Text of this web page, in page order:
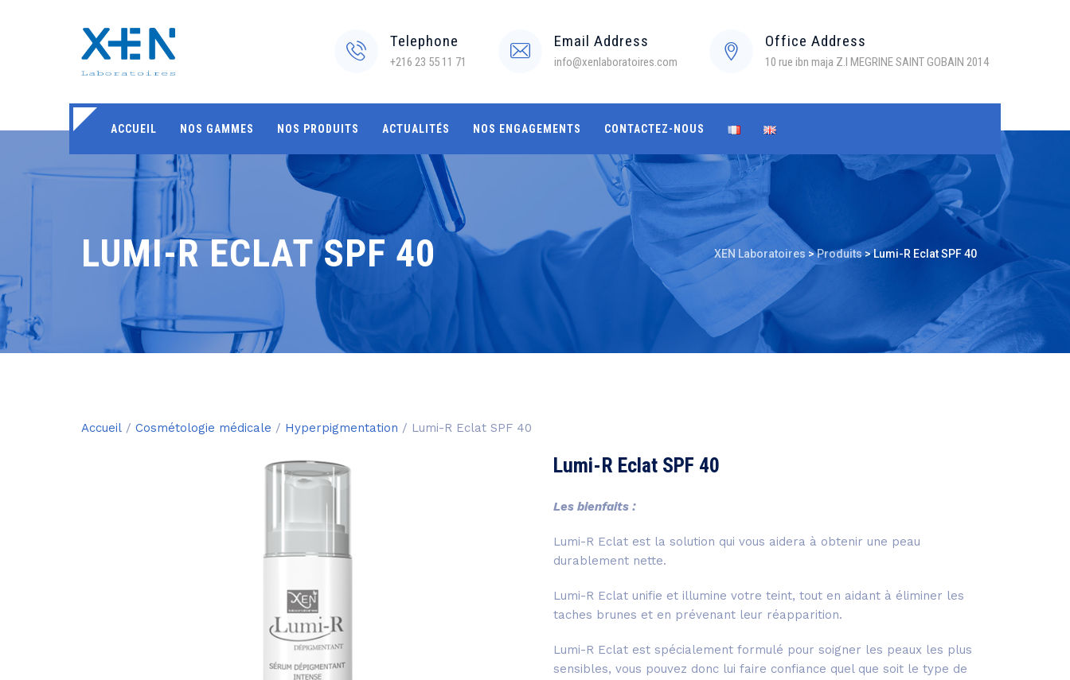
Telephone
+216 23 55 11 71
Email Address
info@xenlaboratoires.com
Office Address
10 rue ibn maja Z.I MEGRINE SAINT GOBAIN 2014
ACCUEIL NOS GAMMES NOS PRODUITS ACTUALITÉS NOS ENGAGEMENTS CONTACTEZ-NOUS
LUMI-R ECLAT SPF 40 XEN Laboratoires >Produits>Lumi-R Eclat SPF 40
Accueil / Cosmétologie médicale / Hyperpigmentation / Lumi-R Eclat SPF 40
Lumi-R Eclat SPF 40
Les bienfaits :
Lumi-R Eclat est la solution qui vous aidera à obtenir une peau
durablement nette.
Lumi-R Eclat unifie et illumine votre teint, tout en aidant à éliminer les
taches brunes et en prévenant leur réapparition.
Lumi-R Eclat est spécialement formulé pour soigner les peaux les plus
sensibles, vous pouvez donc lui faire confiance quel que soit le type de